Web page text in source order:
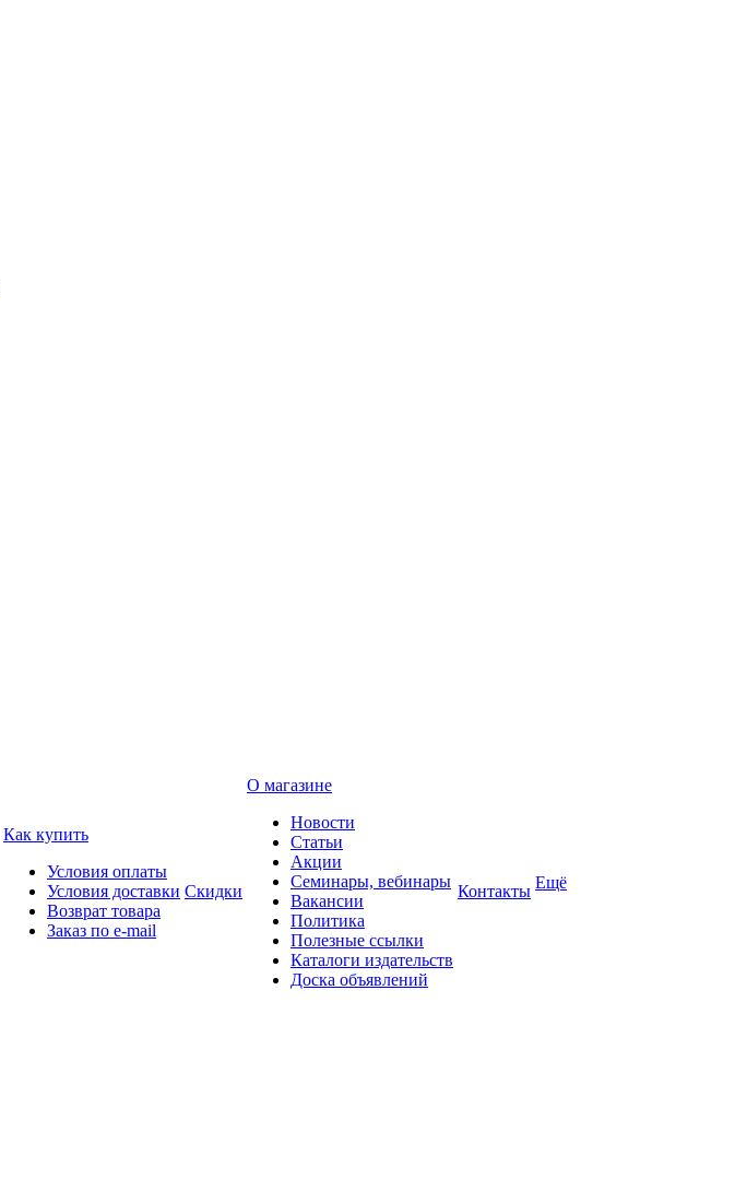
Как купить
Условия оплаты
Условия доставки
Возврат товара
Заказ по e-mail
Скидки
О магазине
Новости
Статьи
Акции
Семинары, вебинары
Вакансии
Политика
Полезные ссылки
Каталоги издательств
Доска объявлений
Контакты Ещё